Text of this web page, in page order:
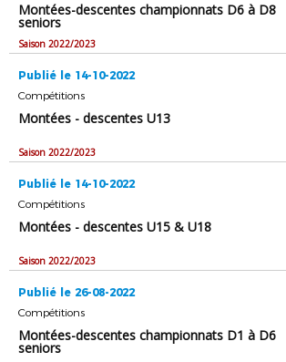
Montées-descentes championnats D6 à D8
seniors
Saison 2022/2023
Publié le 14-10-2022
Compétitions
Montées - descentes U13
Saison 2022/2023
Publié le 14-10-2022
Compétitions
Montées - descentes U15 & U18
Saison 2022/2023
Publié le 26-08-2022
Compétitions
Montées-descentes championnats D1 à D6
seniors